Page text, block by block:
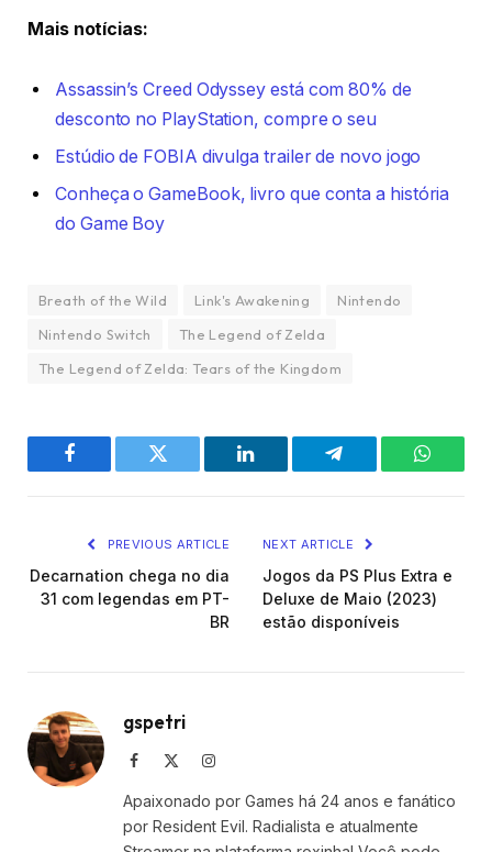
Mais notícias:
Assassin’s Creed Odyssey está com 80% de
desconto no PlayStation, compre o seu
Estúdio de FOBIA divulga trailer de novo jogo
Conheça o GameBook, livro que conta a história
do Game Boy
Breath of the Wild Link's Awakening
Nintendo
Nintendo Switch
The Legend of Zelda
The Legend of Zelda: Tears of the Kingdom
Facebook Twitter LinkedIn Telegram
PREVIOUS ARTICLE
Decarnation chega no dia
31 com legendas em PT-
BR
NEXT ARTICLE
Jogos da PS Plus Extra e
Deluxe de Maio (2023)
estão disponíveis
gspetri
Facebook Instagram
Apaixonado por Games há 24 anos e fanático
por Resident Evil. Radialista e atualmente